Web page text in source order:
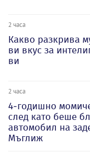
2 часа
Какво разкрива
ви вкус за
ви
2 часа
4-годишно
след като беше
автомобил на
Мъглиж